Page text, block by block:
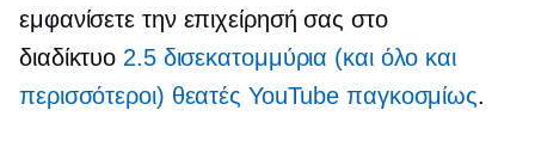
εμφανίσετε την επιχείρησή σας στο
διαδίκτυο 2.5 δισεκατομμύρια (και όλο και
περισσότεροι) θεατές YouTube παγκοσμίως.